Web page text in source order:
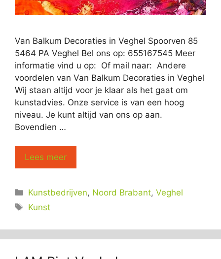
Van Balkum Decoraties in Veghel Spoorven 85
5464 PA Veghel Bel ons op: 655167545 Meer
informatie vind u op: Of mail naar: Andere
voordelen van Van Balkum Decoraties in Veghel
Wij staan altijd voor je klaar als het gaat om
kunstadvies. Onze service is van een hoog
niveau. Je kunt altijd van ons op aan.
Bovendien …
Lees meer
Categorieën
Kunstbedrijven, Noord Brabant,Veghel
Tags
Kunst